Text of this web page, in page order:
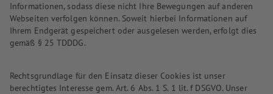
Informationen, sodass diese nicht Ihre Bewegungen auf anderen
Webseiten verfolgen können. Soweit hierbei Informationen auf
Ihrem Endgerät gespeichert oder ausgelesen werden, erfolgt dies
gemäß § 25 TDDDG.
Rechtsgrundlage für den Einsatz dieser Cookies ist unser
berechtigtes Interesse gem. Art. 6 Abs. 1 S. 1 lit. f DSGVO. Unser